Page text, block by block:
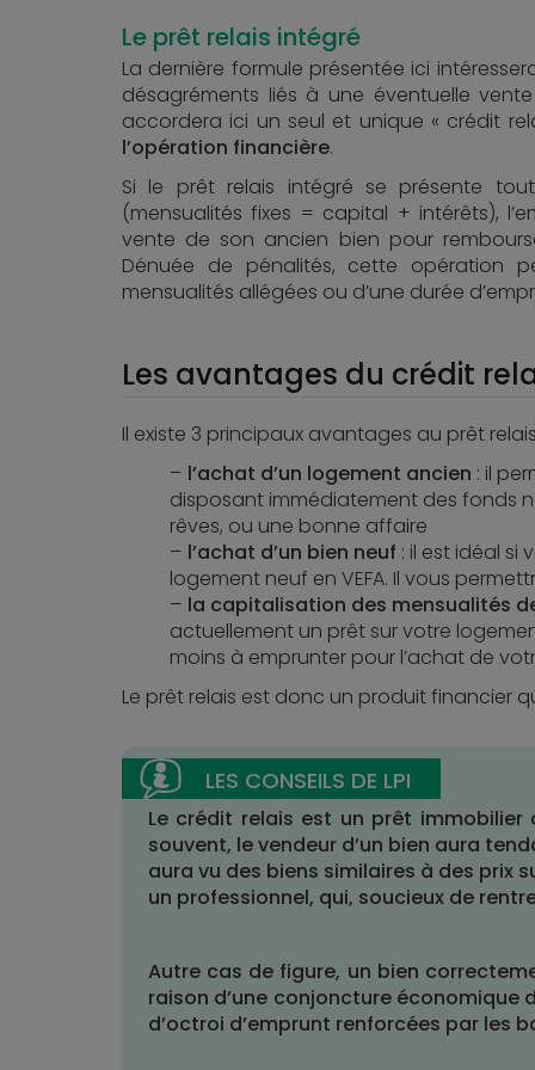
Le prêt relais intégré
La dernière formule présentée ici
désagréments liés à une éventuelle
accordera ici un seul et unique « crédit
l’opération financière.
Si le prêt relais intégré se présente
(mensualités fixes = capital + intérêts),
vente de son ancien bien pour
Dénuée de pénalités, cette opération
mensualités allégées ou d’une durée
Les avantages du crédit
Il existe 3 principaux avantages au prêt
l’achat d’un logement ancien : il
disposant immédiatement des fonds
rêves, ou une bonne affaire
l’achat d’un bien neuf : il est idéal si
logement neuf en VEFA. Il vous
la capitalisation des mensualités
actuellement un prêt sur votre
moins à emprunter pour l’achat de
Le prêt relais est donc un produit financier
Le crédit relais est un prêt
souvent, le vendeur d’un bien aura
aura vu des biens similaires à des prix
un professionnel, qui, soucieux de
Autre cas de figure, un bien
raison d’une conjoncture
d’octroi d’emprunt renforcées par les